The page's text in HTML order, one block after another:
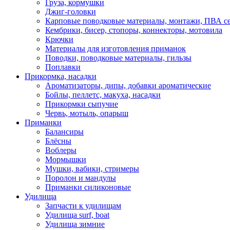
Груза, кормушки
Джиг-головки
Карповые поводковые материалы, монтажи, ПВА
Кембрики, бисер, стопоры, коннекторы, мотовила
Крючки
Материалы для изготовления приманок
Поводки, поводковые материалы, гильзы
Поплавки
Прикормка, насадки
Ароматизаторы, дипы, добавки ароматические
Бойлы, пеллетс, макуха, насадки
Прикормки сыпучие
Червь, мотыль, опарыш
Приманки
Балансиры
Блёсны
Воблеры
Мормышки
Мушки, вабики, стримеры
Поролон и мандулы
Приманки силиконовые
Удилища
Запчасти к удилищам
Удилища surf, boat
Удилища зимние